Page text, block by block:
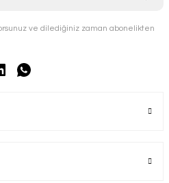
ve dilediğiniz zaman abonelikten